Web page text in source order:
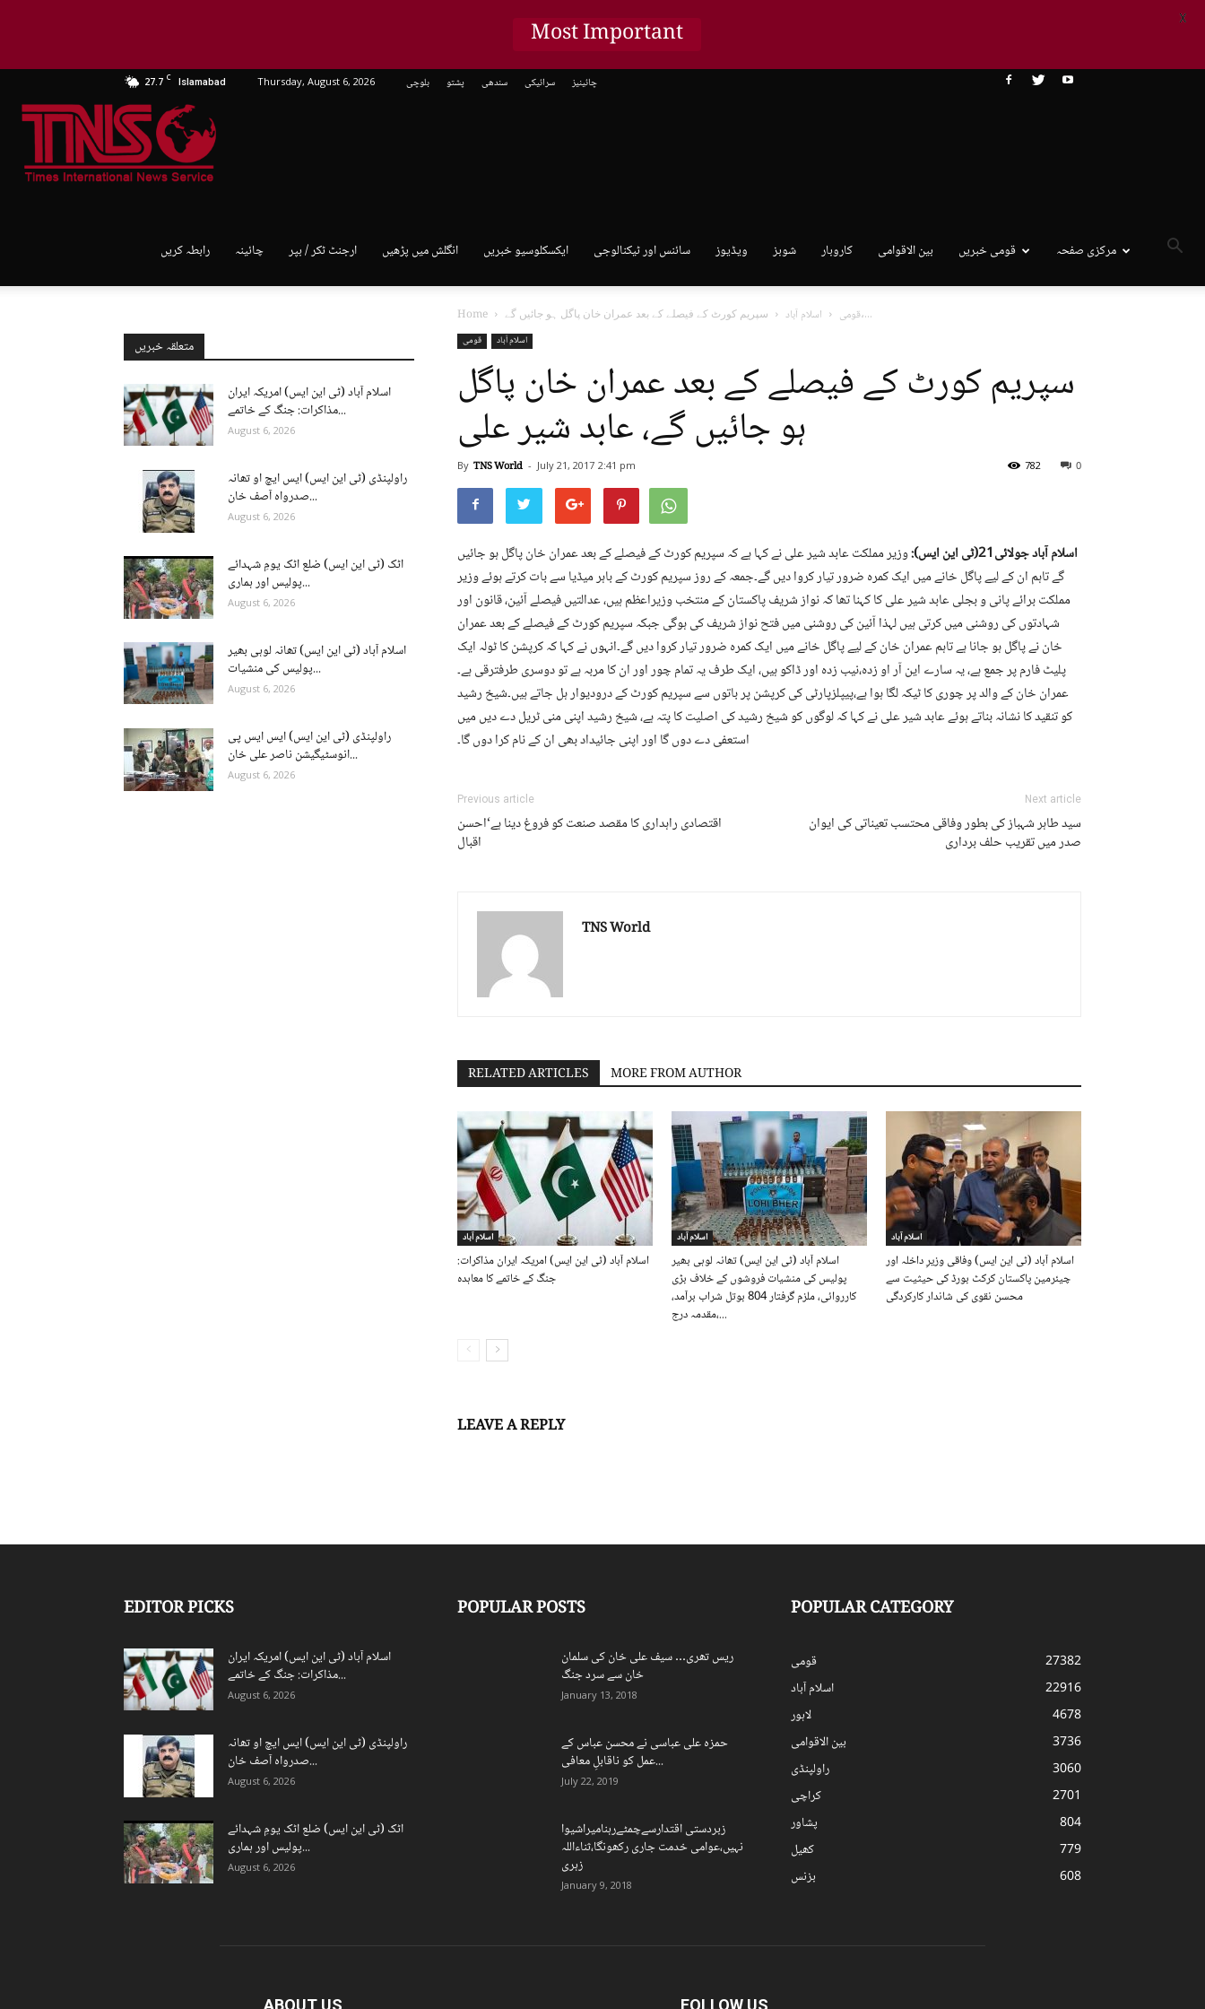
27.7 C Islamabad Thursday, August 6, 2026 بلوچی پشتو سندھی سرائیکی چائینیز
رابطہ کریں چائینہ ارجنٹ ٹکر / بپر انگلش میں پڑھیں ایکسکلوسیو خبریں سائنس اور ٹیکنالوجی ویڈیوز شوبز کاروبار بین الاقوامی قومی خبریں مرکزی صفحہ
Home قومی اسلام آباد
سپریم کورٹ کے فیصلے کے بعد عمران خان پاگل ہو جائیں گے،...
قومی
اسلام آباد
سپریم کورٹ کے فیصلے کے بعد عمران خان پاگل
ہو جائیں گے، عابد شیر علی
By TNS World - July 21, 2017 2:41 pm 0
782
اسلام آبادجولائی21(ٹی این ایس):
وزیر مملکت عابد شیر علی نے کہا ہے کہ سپریم کورٹ کے فیصلے کے بعد عمران خان پاگل ہو جائیں
گے تاہم ان کے لیے پاگل خانے میں ایک کمرہ ضرور تیار کروا دیں گے۔جمعہ کے روز سپریم کورٹ کے باہر میڈیا سے بات کرتے ہوئے وزیر
مملکت برائے پانی و بجلی عابد شیر علی کا کہنا تھا کہ نواز شریف پاکستان کے منتخب وزیراعظم ہیں، عدالتیں فیصلے آئین، قانون اور
شہادتوں کی روشنی میں کرتی ہیں لہذا آئین کی روشنی میں فتح نواز شریف کی ہوگی جبکہ سپریم کورٹ کے فیصلے کے بعد عمران
خان نے پاگل ہو جانا ہے تاہم عمران خان کے لیے پاگل خانے میں ایک کمرہ ضرور تیار کروا دیں گے۔انہوں نے کہا کہ کرپشن کا ٹولہ ایک
پلیٹ فارم پر جمع ہے، یہ سارے این آر او زدہ،نیب زدہ اور ڈاکو ہیں، ایک طرف یہ تمام چور اور ان کا مربہ ہے تو دوسری طرفترقی ہے۔
عمران خان کے والد پر چوری کا ٹیکہ لگا ہوا ہے،پیپلزپارٹی کی کرپشن پر باتوں سے سپریم کورٹ کے درودیوار ہل جاتے ہیں۔شیخ رشید
کو تنقید کا نشانہ بناتے ہوئے عابد شیر علی نے کہا کہ لوگوں کو شیخ رشید کی اصلیت کا پتہ ہے، شیخ رشید اپنی منی ٹریل دے دیں میں
استعفی دے دوں گا اور اپنی جائیداد بھی ان کے نام کرا دوں گا۔
Previous article
اقتصادی راہداری کا مقصد صنعت کو فروغ دینا ہے‘احسن
اقبال
Next article
سید طاہر شہباز کی بطور وفاقی محتسب تعیناتی کی ایوان
صدر میں تقریب حلف برداری
TNS World
RELATED ARTICLES MORE FROM AUTHOR
اسلام آباد
اسلام آباد (ٹی این ایس) امریکہ ایران مذاکرات:
جنگ کے خاتمے کا معاہدہ
اسلام آباد
اسلام آباد (ٹی این ایس) تھانہ لوہی بھیر
پولیس کی منشیات فروشوں کے خلاف بڑی
کارروائی، ملزم گرفتار 804 بوتل شراب برآمد،
مقدمہ درج،...
اسلام آباد
اسلام آباد (ٹی این ایس) وفاقی وزیرِ داخلہ اور
چیئرمین پاکستان کرکٹ بورڈ کی حیثیت سے
محسن نقوی کی شاندار کارکردگی
LEAVE A REPLY
متعلقہ خبریں
اسلام آباد (ٹی این ایس) امریکہ ایران
مذاکرات: جنگ کے خاتمے...
August 6, 2026
راولپنڈی (ٹی این ایس) ایس ایچ او تھانہ
صدرواہ آصف خان...
August 6, 2026
اٹک (ٹی این ایس) ضلع اٹک یومِ شہدائے
پولیس اور ہماری...
August 6, 2026
اسلام آباد (ٹی این ایس) تھانہ لوہی بھیر
پولیس کی منشیات...
August 6, 2026
راولپنڈی (ٹی این ایس) ایس ایس پی
انوسٹیگیشن ناصر علی خان...
August 6, 2026
EDITOR PICKS
اسلام آباد (ٹی این ایس) امریکہ ایران
مذاکرات: جنگ کے خاتمے...
August 6, 2026
راولپنڈی (ٹی این ایس) ایس ایچ او تھانہ
صدرواہ آصف خان...
August 6, 2026
اٹک (ٹی این ایس) ضلع اٹک یومِ شہدائے
پولیس اور ہماری...
August 6, 2026
POPULAR POSTS
ریس تھری… سیف علی خان کی سلمان
خان سے سرد جنگ
January 13, 2018
حمزہ علی عباسی نے محسن عباس کے
عمل کو ناقابلِ معافی...
July 22, 2019
زبردستی اقتدارسےچمٹےرہنامیراشیوا
نہیں،عوامی خدمت جاری رکھونگا،ثناءاللہ
زہری
January 9, 2018
POPULAR CATEGORY
قومی
27382
اسلام آباد
22916
لاہور
4678
بین الاقوامی
3736
راولپنڈی
3060
کراچی
2701
پشاور
804
کھیل
779
بزنس
608
ABOUT US FOLLOW US
Most Important X